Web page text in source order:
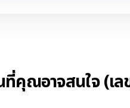
ที่คุณอาจสนใจ (เ